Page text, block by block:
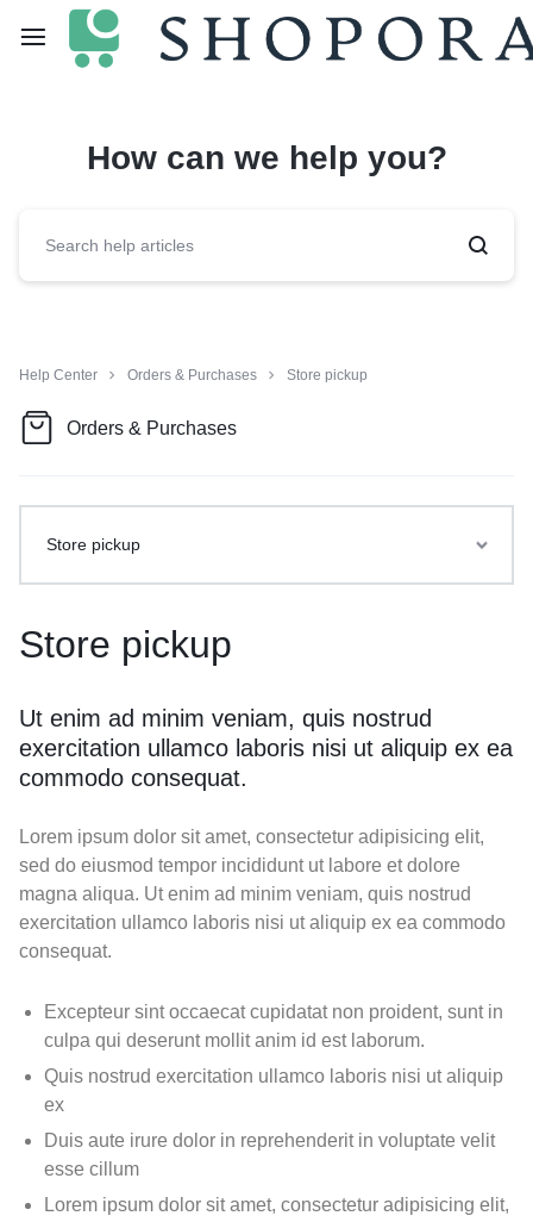
How can we help you?
Help Center Orders & Purchases Store pickup
Orders & Purchases
Store pickup
Ut enim ad minim veniam, quis nostrud
exercitation ullamco laboris nisi ut aliquip ex ea
commodo consequat.
Lorem ipsum dolor sit amet, consectetur adipisicing elit,
sed do eiusmod tempor incididunt ut labore et dolore
magna aliqua. Ut enim ad minim veniam, quis nostrud
exercitation ullamco laboris nisi ut aliquip ex ea commodo
consequat.
Excepteur sint occaecat cupidatat non proident, sunt in
culpa qui deserunt mollit anim id est laborum.
Quis nostrud exercitation ullamco laboris nisi ut aliquip
ex
Duis aute irure dolor in reprehenderit in voluptate velit
esse cillum
Lorem ipsum dolor sit amet, consectetur adipisicing elit,
Store pickup